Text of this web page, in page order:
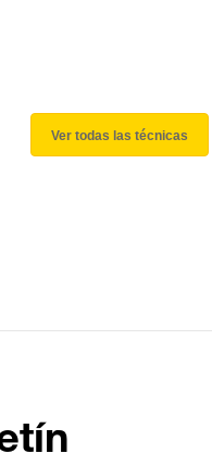
Ver todas las técnicas